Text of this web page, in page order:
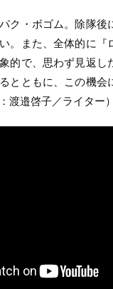
ク・ボゴム。除隊後
。また、全体的に『
的で、思わず見返し
とともに、この機会
：渡邉啓子／ライター）